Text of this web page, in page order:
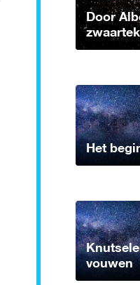
Door
Het
vouwen